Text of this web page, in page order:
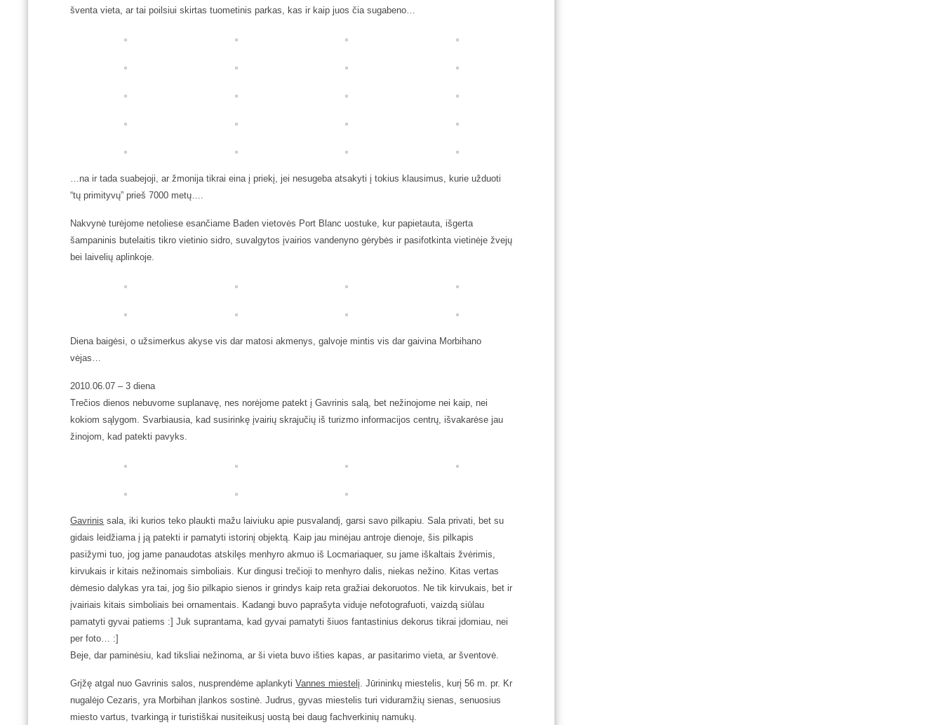
šventa vieta, ar tai poilsiui skirtas tuometinis parkas, kas ir kaip juos čia sugabeno…
…na ir tada suabejoji, ar žmonija tikrai eina į priekį, jei nesugeba atsakyti į tokius klausimus, kurie užduoti
“tų primityvų” prieš 7000 metų….
Nakvynė turėjome netoliese esančiame Baden vietovės Port Blanc uostuke, kur papietauta, išgerta
šampaninis butelaitis tikro vietinio sidro, suvalgytos įvairios vandenyno gėrybės ir pasifotkinta vietinėje žvejų
bei laivelių aplinkoje.
Diena baigėsi, o užsimerkus akyse vis dar matosi akmenys, galvoje mintis vis dar gaivina Morbihano
vėjas…
2010.06.07 – 3 diena
Trečios dienos nebuvome suplanavę, nes norėjome patekt į Gavrinis salą, bet nežinojome nei kaip, nei
kokiom sąlygom. Svarbiausia, kad susirinkę įvairių skrajučių iš turizmo informacijos centrų, išvakarėse jau
žinojom, kad patekti pavyks.
Gavrinis sala, iki kurios teko plaukti mažu laiviuku apie pusvalandį, garsi savo pilkapiu. Sala privati, bet su
gidais leidžiama į ją patekti ir pamatyti istorinį objektą. Kaip jau minėjau antroje dienoje, šis pilkapis
pasižymi tuo, jog jame panaudotas atskilęs menhyro akmuo iš Locmariaquer, su jame iškaltais žvėrimis,
kirvukais ir kitais nežinomais simboliais. Kur dingusi trečioji to menhyro dalis, niekas nežino. Kitas vertas
dėmesio dalykas yra tai, jog šio pilkapio sienos ir grindys kaip reta gražiai dekoruotos. Ne tik kirvukais, bet ir
įvairiais kitais simboliais bei ornamentais. Kadangi buvo paprašyta viduje nefotografuoti, vaizdą siūlau
pamatyti gyvai patiems :] Juk suprantama, kad gyvai pamatyti šiuos fantastinius dekorus tikrai įdomiau, nei
per foto… :]
Beje, dar paminėsiu, kad tiksliai nežinoma, ar ši vieta buvo išties kapas, ar pasitarimo vieta, ar šventovė.
Grįžę atgal nuo Gavrinis salos, nusprendėme aplankytiVannes miestelį. Jūrininkų miestelis, kurį 56 m. pr. Kr
nugalėjo Cezaris, yra Morbihan įlankos sostinė. Judrus, gyvas miestelis turi viduramžių sienas, senuosius
miesto vartus, tvarkingą ir turistiškai nusiteikusį uostą bei daug fachverkinių namukų.